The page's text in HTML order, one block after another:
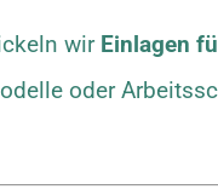
wir Einlagen
oder